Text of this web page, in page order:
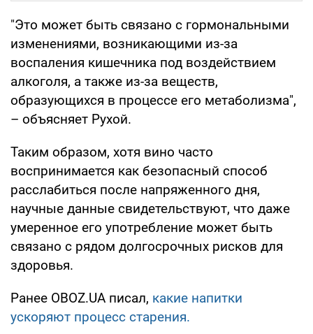
"Это может быть связано с гормональными
изменениями, возникающими из-за
воспаления кишечника под воздействием
алкоголя, а также из-за веществ,
образующихся в процессе его метаболизма",
– объясняет Рухой.
Таким образом, хотя вино часто
воспринимается как безопасный способ
расслабиться после напряженного дня,
научные данные свидетельствуют, что даже
умеренное его употребление может быть
связано с рядом долгосрочных рисков для
здоровья.
Ранее OBOZ.UA писал, какие напитки
ускоряют процесс старения.